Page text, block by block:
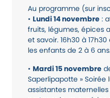
Au programme (sur
• Lundi 14 novembre :
fruits, légumes, épices
et savoir. 16h30 à 17h30
les enfants de 2 à 6
• Mardi 15 novembre
Saperlipapotte »
assistantes